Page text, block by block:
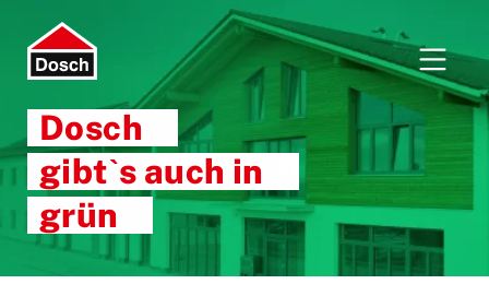
Dosch
gibtˋs auch in
grün